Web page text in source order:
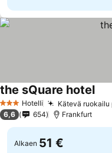
3 Tähtiluokitus
Hotelli Kätevä ruokailu
the sQuare hotel
6,6 654 Frankfurt
Alkaen 51 €